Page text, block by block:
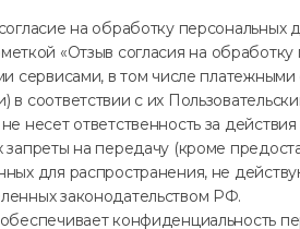
на обработку
«Отзыв согласия на
сервисами, в том числе
соответствии с их
ответственность за
на передачу (кроме
для распространения, не
законодательством РФ.
конфиденциальность